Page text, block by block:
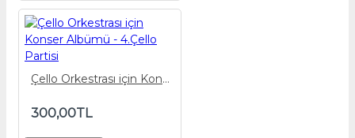
Çello Orkestrası için Konser Albümü - 4.Çello Partisi
300,00TL